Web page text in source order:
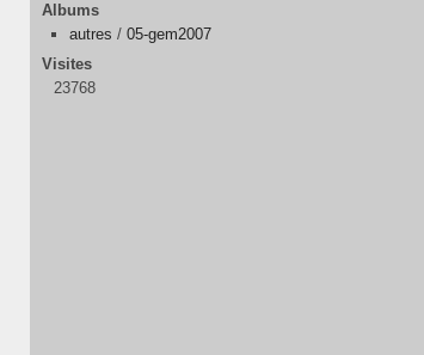
Albums
autres / 05-gem2007
Visites
23768